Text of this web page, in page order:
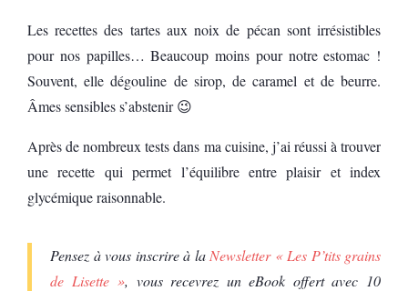
Les recettes des tartes aux noix de pécan sont irrésistibles
pour nos papilles… Beaucoup moins pour notre estomac !
Souvent, elle dégouline de sirop, de caramel et de beurre.
Âmes sensibles s’abstenir 😉
Après de nombreux tests dans ma cuisine, j’ai réussi à trouver
une recette qui permet l’équilibre entre plaisir et index
glycémique raisonnable.
Pensez à vous inscrire à la Newsletter « Les P’tits grains
de Lisette », vous recevrez un eBook offert avec 10